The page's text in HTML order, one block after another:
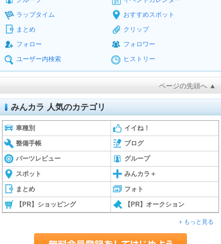
ラップタイム
おすすめスポット
まとめ
クリップ
フォロー
フォロワー
ユーザー内検索
ヒストリー
ページの先頭へ ▲
みんカラ 人気のカテゴリ
車種別 イイね！
整備手帳 ブログ
パーツレビュー グループ
スポット みんカラ＋
まとめ フォト
【PR】ショッピング 【PR】オークション
もっと見る